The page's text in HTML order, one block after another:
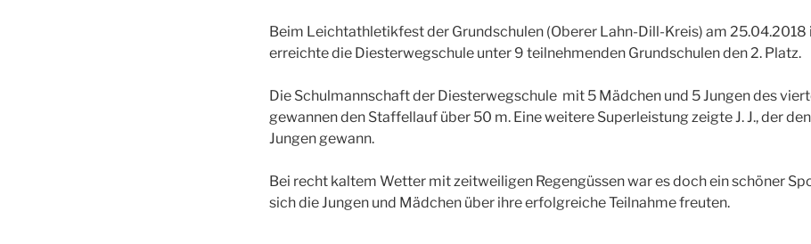
Beim Leichtathletikfest der Grundschulen (Oberer Lahn-Dill-Kreis) am
erreichte die Diesterwegschule unter 9 teilnehmenden Grundschulen den 2. Platz.
Die Schulmannschaft der Diesterwegschule mit 5 Mädchen und 5 Jungen des
gewannen den Staffellauf über 50 m. Eine weitere Superleistung zeigte J. J., der
Jungen gewann.
Bei recht kaltem Wetter mit zeitweiligen Regengüssen war es doch ein schöner
sich die Jungen und Mädchen über ihre erfolgreiche Teilnahme freuten.